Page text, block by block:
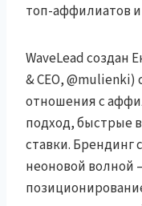
топ-аффилиатов
WaveLead создан
& CEO,
отношения с
подход, быстрые
ставки. Брендинг
неоновой волной